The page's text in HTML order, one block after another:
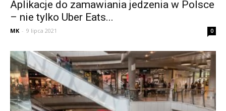
Aplikacje do zamawiania jedzenia w Polsce
– nie tylko Uber Eats...
MK - 9 lipca 2021 0